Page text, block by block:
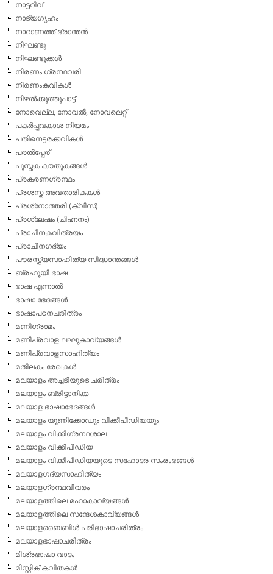
നാട്ടറിവ്
നാട്യഗൃഹം
നാറാണത്ത് ഭ്രാന്തന്‍
നിഘണ്ടു
നിഘണ്ടുക്കള്‍
നിരണം ഗ്രന്ഥവരി
നിരണംകവികള്‍
നിഴല്‍ക്കുത്തുപാട്ട്
നോവെല്ല, നോവല്‍, നോവലെറ്റ്
പകര്‍പ്പവകാശ നിയമം
പതിനെട്ടരക്കവികള്‍
പരല്‍പ്പേര്
പുസ്തക കൗതുകങ്ങള്‍
പ്രകരണഗ്രന്ഥം
പ്രശസ്ത അവതാരികകള്‍
പ്രശ്‌നോത്തരി (ക്വിസ്)
പ്രശ്ലേഷം (ചിഹ്നനം)
പ്രാചീനകവിത്രയം
പ്രാചീനഗദ്യം
പൗരസ്ത്യസാഹിത്യ സിദ്ധാന്തങ്ങള്‍
ബ്രഹൂയി ഭാഷ
ഭാഷ എന്നാല്‍
ഭാഷാ ഭേദങ്ങള്‍
ഭാഷാപഠനചരിത്രം
മണിഗ്രാമം
മണിപ്രവാള ലഘുകാവ്യങ്ങള്‍
മണിപ്രവാളസാഹിത്യം
മതിലകം രേഖകള്‍
മലയാളം അച്ചടിയുടെ ചരിത്രം
മലയാളം ബ്രിട്ടാനിക്ക
മലയാള ഭാഷാഭേദങ്ങള്‍
മലയാളം യൂണിക്കോഡും വിക്കീപീഡിയയും
മലയാളം വിക്കിഗ്രന്ഥശാല
മലയാളം വിക്കിപീഡിയ
മലയാളം വിക്കീപീഡിയയുടെ സഹോദര സംരംഭങ്ങള്‍
മലയാളഗദ്യസാഹിത്യം
മലയാളഗ്രന്ഥവിവരം
മലയാളത്തിലെ മഹാകാവ്യങ്ങള്‍
മലയാളത്തിലെ സന്ദേശകാവ്യങ്ങള്‍
മലയാളബൈബിള്‍ പരിഭാഷാചരിത്രം
മലയാളഭാഷാചരിത്രം
മിശ്രഭാഷാ വാദം
മിസ്റ്റിക് കവിതകള്‍